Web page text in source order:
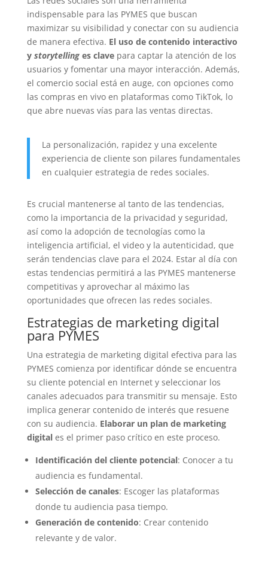
indispensable para las PYMES que buscan
maximizar su visibilidad y conectar con su audiencia
de manera efectiva. El uso de contenido interactivo
y storytellinges clavepara captar la atención de los
usuarios y fomentar una mayor interacción. Además,
el comercio social está en auge, con opciones como
las compras en vivo en plataformas como TikTok, lo
que abre nuevas vías para las ventas directas.
La personalización, rapidez y una excelente
experiencia de cliente son pilares fundamentales
en cualquier estrategia de redes sociales.
Es crucial mantenerse al tanto de las tendencias,
como la importancia de la privacidad y seguridad,
así como la adopción de tecnologías como la
inteligencia artificial, el video y la autenticidad, que
serán tendencias clave para el 2024. Estar al día con
estas tendencias permitirá a las PYMES mantenerse
competitivas y aprovechar al máximo las
oportunidades que ofrecen las redes sociales.
Estrategias de marketing digital
para PYMES
Una estrategia de marketing digital efectiva para las
PYMES comienza por identificar dónde se encuentra
su cliente potencial en Internet y seleccionar los
canales adecuados para transmitir su mensaje. Esto
implica generar contenido de interés que resuene
con su audiencia. Elaborar un plan de marketing
digitales el primer paso crítico en este proceso.
Identificación del cliente potencial: Conocer a tu
audiencia es fundamental.
Selección de canales: Escoger las plataformas
donde tu audiencia pasa tiempo.
Generación de contenido: Crear contenido
relevante y de valor.